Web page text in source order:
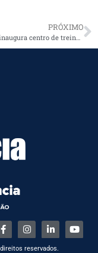
PRÓXIMO
Prysmian inaugura centro de treinamento para formar novos montadores em projetos de alta tensão
reservados.